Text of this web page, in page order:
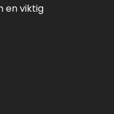
en viktig